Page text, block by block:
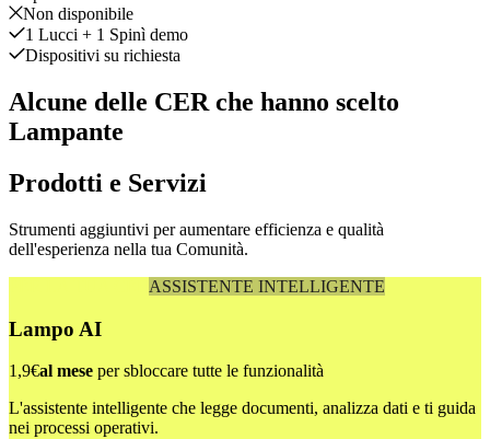
Non disponibile
1 Lucci + 1 Spinì demo
Dispositivi su richiesta
Alcune delle CER che hanno scelto
Lampante
Prodotti e Servizi
Strumenti aggiuntivi per aumentare efficienza e qualità
dell'esperienza nella tua Comunità.
ASSISTENTE INTELLIGENTE
Lampo AI
1,9€al mese per sbloccare tutte le funzionalità
L'assistente intelligente che legge documenti, analizza dati e ti guida
nei processi operativi.